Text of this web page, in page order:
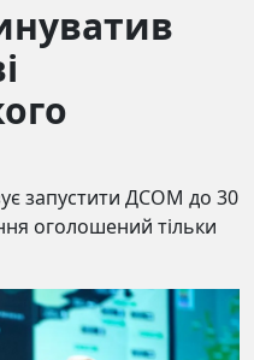
запустити ДСОМ до 30
оголошений тільки